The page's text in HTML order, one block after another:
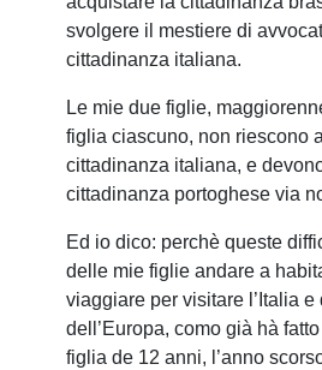
svolgere il mestiere di
cittadinanza italiana.
Le mie due figlie,
figlia ciascuno, non riescono
cittadinanza italiana, e
cittadinanza portoghese via
Ed io dico: perchè queste
delle mie figlie andare a
viaggiare per visitare l’Italia
dell’Europa, como già hà
figlia de 12 anni, l’anno